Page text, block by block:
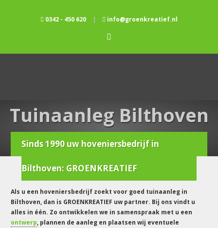
0342 - 450 620 | info@groenkreatief.nl
Tuinaanleg Bilthoven
Sinds 1990 uw hoveniersbedrijf in
Bilthoven: GROENKREATIEF
Home/Tuinaanleg/Tuinaanleg bilthoven
Als u een hoveniersbedrijf zoekt voor goed tuinaanleg in
Bilthoven, dan is GROENKREATIEF uw partner. Bij ons vindt u
alles in één. Zo ontwikkelen we in samenspraak met u een
ontwerp, plannen de aanleg en plaatsen wij eventuele